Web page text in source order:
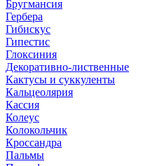
Бругмансия
Гербера
Гибискус
Гипестис
Глоксиния
Декоративно-лиственные
Кактусы и суккуленты
Кальцеолярия
Кассия
Колеус
Колокольчик
Кроссандра
Пальмы